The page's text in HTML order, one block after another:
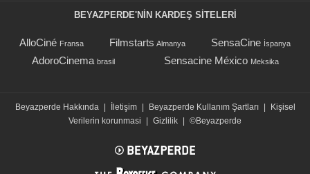
BEYAZPERDE'NIN KARDEŞ SİTELERİ
AlloCiné Fransa Filmstarts Almanya SensaCine İspanya
AdoroCinema brasil Sensacine México Meksika
Beyazperde Hakkında İletişim Beyazperde Kullanım Şartları
Kişisel
Verilerin korunmasi
Gizlilik ©Beyazperde